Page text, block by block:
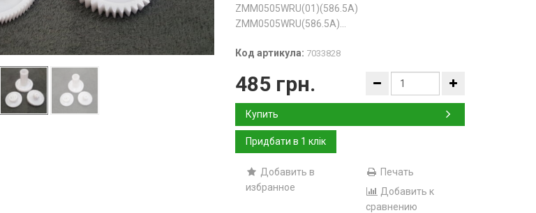
ZMM0505WRU(01)(586.5A)
ZMM0505WRU(586.5A)...
Код артикула: 7033828
485 грн.
Купить
Добавить в
избранное
Печать
Добавить к
сравнению